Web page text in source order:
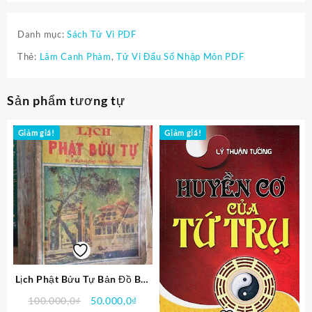
Danh mục: Sách Tử Vi PDF
Thẻ: Lâm Canh Phàm,Tử Vi Đẩu Số Nhập Môn PDF
Sản phẩm tương tự
Giảm giá!
Lịch Phật Bửu Tự Bản Đồ Bát
100.000,0₫
Giá
50.000,0₫
Giảm giá!